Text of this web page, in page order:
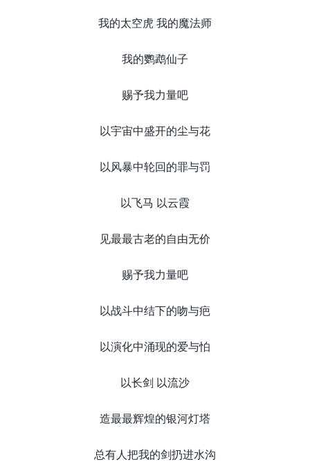
我的太空虎 我的魔法师
我的鹦鹉仙子
赐予我力量吧
以宇宙中盛开的尘与花
以风暴中轮回的罪与罚
以飞马 以云霞
见最最古老的自由无价
赐予我力量吧
以战斗中结下的吻与疤
以演化中涌现的爱与怕
以长剑 以流沙
造最最辉煌的银河灯塔
总有人把我的剑扔进水沟